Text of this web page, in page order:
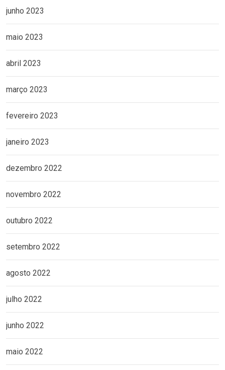
junho 2023
maio 2023
abril 2023
março 2023
fevereiro 2023
janeiro 2023
dezembro 2022
novembro 2022
outubro 2022
setembro 2022
agosto 2022
julho 2022
junho 2022
maio 2022